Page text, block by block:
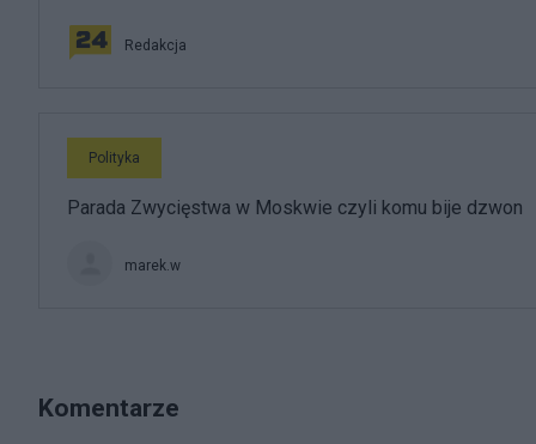
Redakcja
Polityka
Parada Zwycięstwa w Moskwie czyli komu bije dzwon
marek.w
Komentarze